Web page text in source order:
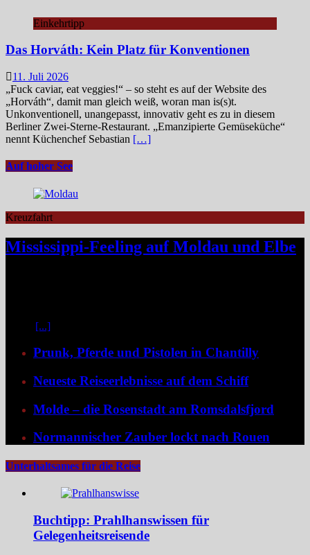
Einkehrtipp
Das Horváth: Kein Platz für Konventionen
11. Juli 2026
„Fuck caviar, eat veggies!“ – so steht es auf der Website des
„Horváth“, damit man gleich weiß, woran man is(s)t.
Unkonventionell, unangepasst, innovativ geht es zu in diesem
Berliner Zwei-Sterne-Restaurant. „Emanzipierte Gemüseküche“
nennt Küchenchef Sebastian […]
Auf hoher See
Kreuzfahrt
Mississippi-Feeling auf Moldau und Elbe
[...]
Prunk, Pferde und Pistolen in Chantilly
Neueste Reiseerlebnisse auf dem Schiff
Molde – die Rosenstadt am Romsdalsfjord
Normannischer Zauber lockt nach Rouen
Unterhaltsames für die Reise
Buchtipp: Prahlhanswissen für
Gelegenheitsreisende